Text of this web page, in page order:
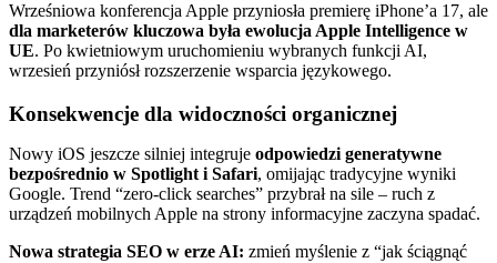
Wrześniowa konferencja Apple przyniosła premierę iPhone’a 17, ale
dla marketerów kluczowa była ewolucja Apple Intelligence w
UE. Po kwietniowym uruchomieniu wybranych funkcji AI,
wrzesień przyniósł rozszerzenie wsparcia językowego.
Konsekwencje dla widoczności organicznej
Nowy iOS jeszcze silniej integruje odpowiedzi generatywne
bezpośrednio w Spotlight i Safari, omijając tradycyjne wyniki
Google. Trend “zero-click searches” przybrał na sile – ruch z
urządzeń mobilnych Apple na strony informacyjne zaczyna spadać.
Nowa strategia SEO w erze AI: zmień myślenie z “jak ściągnąć